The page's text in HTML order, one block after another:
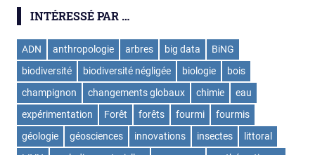
INTÉRESSÉ PAR …
ADN anthropologie arbres big data
BiNG
biodiversité
biodiversité négligée biologie
bois
champignon
changements globaux chimie
eau
expérimentation
Forêt forêts fourmi
fourmis
géologie
géosciences innovations insectes
littoral